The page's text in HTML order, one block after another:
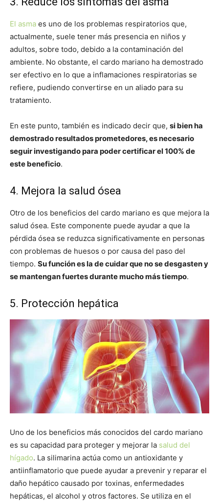
El asma es uno de los problemas respiratorios que,
actualmente, suele tener más presencia en niños y
adultos, sobre todo, debido a la contaminación del
ambiente. No obstante, el cardo mariano ha demostrado
ser efectivo en lo que a inflamaciones respiratorias se
refiere, pudiendo convertirse en un aliado para su
tratamiento.
En este punto, también es indicado decir que, si bien ha
demostrado resultados prometedores, es necesario
seguir investigando para poder certificar el 100% de
este beneficio.
4. Mejora la salud ósea
Otro de los beneficios del cardo mariano es que mejora la
salud ósea. Este componente puede ayudar a que la
pérdida ósea se reduzca significativamente en personas
con problemas de huesos o por causa del paso del
tiempo. Su función es la de cuidar que no se desgasten y
se mantengan fuertes durante mucho más tiempo.
5. Protección hepática
Uno de los beneficios más conocidos del cardo mariano
es su capacidad para proteger y mejorar la salud del
hígado. La silimarina actúa como un antioxidante y
antiinflamatorio que puede ayudar a prevenir y reparar el
daño hepático causado por toxinas, enfermedades
hepáticas, el alcohol y otros factores. Se utiliza en el